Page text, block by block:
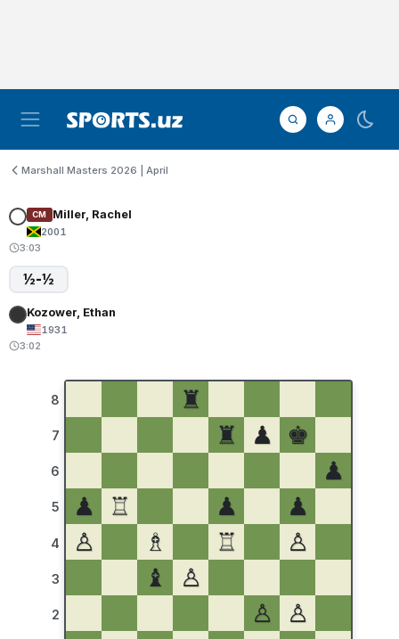
Marshall Masters 2026 | April
CM Miller, Rachel
2001
3:03
½-½
Kozower, Ethan
1931
3:02
8
7
6
5
4
3
2
♜
♜
♟ ♚
♟
♟
♖ ♟
♟
♙
♗ ♖
♙
♝
♙
♙
♙